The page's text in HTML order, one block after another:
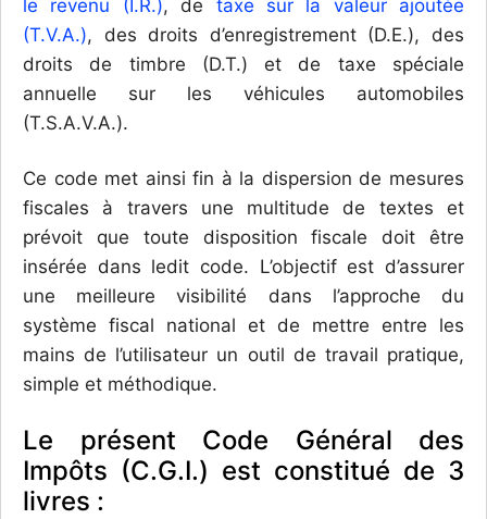
le revenu (I.R.), de taxe sur la valeur ajoutée
(T.V.A.), des droits d’enregistrement (D.E.), des
droits de timbre (D.T.) et de taxe spéciale
annuelle sur les véhicules automobiles
(T.S.A.V.A.).
Ce code met ainsi fin à la dispersion de mesures
fiscales à travers une multitude de textes et
prévoit que toute disposition fiscale doit être
insérée dans ledit code. L’objectif est d’assurer
une meilleure visibilité dans l’approche du
système fiscal national et de mettre entre les
mains de l’utilisateur un outil de travail pratique,
simple et méthodique.
Le présent Code Général des
Impôts (C.G.I.) est constitué de 3
livres :